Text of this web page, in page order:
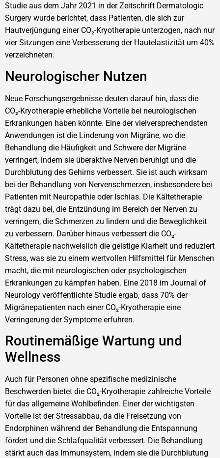
Studie aus dem Jahr 2021 in der Zeitschrift Dermatologic
Surgery wurde berichtet, dass Patienten, die sich zur
Hautverjüngung einer CO₂-Kryotherapie unterzogen, nach nur
vier Sitzungen eine Verbesserung der Hautelastizität um 40%
verzeichneten.
Neurologischer Nutzen
Neue Forschungsergebnisse deuten darauf hin, dass die
CO₂-Kryotherapie erhebliche Vorteile bei neurologischen
Erkrankungen haben könnte. Eine der vielversprechendsten
Anwendungen ist die Linderung von Migräne, wo die
Behandlung die Häufigkeit und Schwere der Migräne
verringert, indem sie überaktive Nerven beruhigt und die
Durchblutung des Gehirns verbessert. Sie ist auch wirksam
bei der Behandlung von Nervenschmerzen, insbesondere bei
Patienten mit Neuropathie oder Ischias. Die Kältetherapie
trägt dazu bei, die Entzündung im Bereich der Nerven zu
verringern, die Schmerzen zu lindern und die Beweglichkeit
zu verbessern. Darüber hinaus verbessert die CO₂-
Kältetherapie nachweislich die geistige Klarheit und reduziert
Stress, was sie zu einem wertvollen Hilfsmittel für Menschen
macht, die mit neurologischen oder psychologischen
Erkrankungen zu kämpfen haben. Eine 2018 im Journal of
Neurology veröffentlichte Studie ergab, dass 70% der
Migränepatienten nach einer CO₂-Kryotherapie eine
Verringerung der Symptome erfuhren.
Routinemäßige Wartung und
Wellness
Auch für Personen ohne spezifische medizinische
Beschwerden bietet die CO₂-Kryotherapie zahlreiche Vorteile
für das allgemeine Wohlbefinden. Einer der wichtigsten
Vorteile ist der Stressabbau, da die Freisetzung von
Endorphinen während der Behandlung die Entspannung
fördert und die Schlafqualität verbessert. Die Behandlung
stärkt auch das Immunsystem, indem sie die Durchblutung